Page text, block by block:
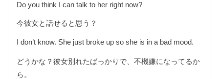
Do you think I can talk to her right now?
今彼女と話せると思う？
I don’t know. She just broke up so she is in a bad mood.
どうかな？彼女別れたばっかりで、不機嫌になってるか
ら。